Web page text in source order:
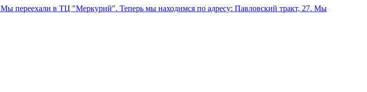
Мы переехали в ТЦ "Меркурий". Теперь мы находимся по адресу: Павловский тракт, 27. Мы